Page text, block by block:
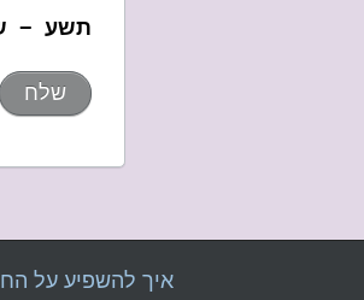
תשע −
איך להשפיע על